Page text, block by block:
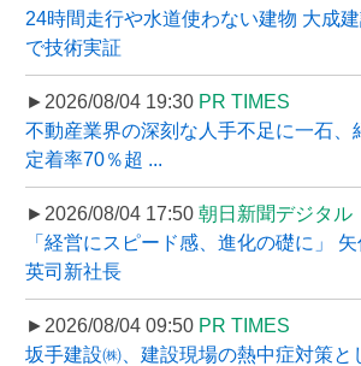
24時間走行や水道使わない建物 大成
で技術実証
►2026/08/04 19:30 PR TIMES
不動産業界の深刻な人手不足に一石、
定着率70％超 ...
►2026/08/04 17:50 朝日新聞デジタル
「経営にスピード感、進化の礎に」
英司新社長
►2026/08/04 09:50 PR TIMES
坂手建設㈱、建設現場の熱中症対策と